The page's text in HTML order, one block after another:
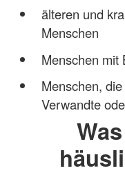
älteren und
Menschen
Menschen mit
Menschen,
Verwandte